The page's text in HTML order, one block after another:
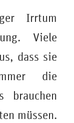
Irrtum
Viele
dass sie
die
brauchen
müssen.